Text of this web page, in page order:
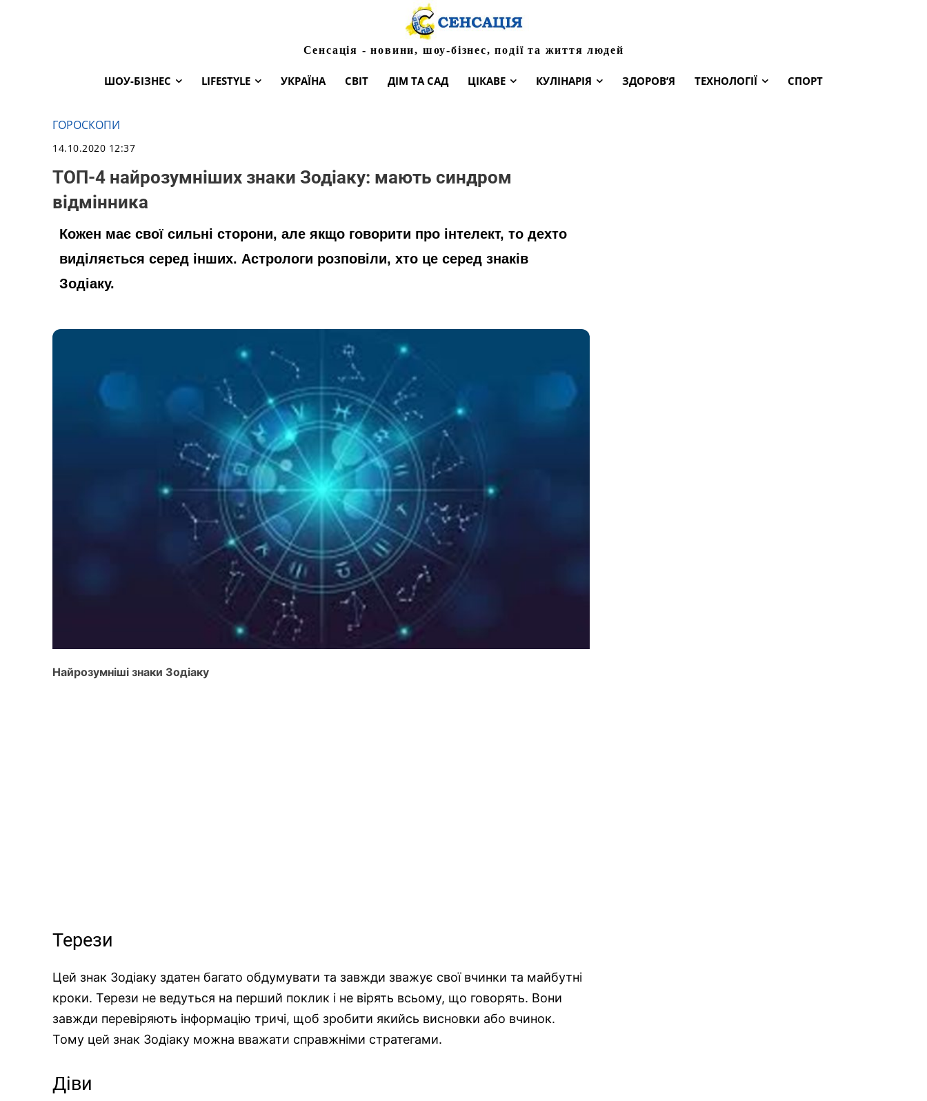
Сенсація - новини, шоу-бізнес, події та життя людей
ШОУ-БІЗНЕС LIFESTYLE УКРАЇНА СВІТ ДІМ ТА САД ЦІКАВЕ КУЛІНАРІЯ ЗДОРОВ’Я ТЕХНОЛОГІЇ СПОРТ
ГОРОСКОПИ
14.10.2020 12:37
ТОП-4 найрозумніших знаки Зодіаку: мають синдром
відмінника
Кожен має свої сильні сторони, але якщо говорити про інтелект, то дехто
виділяється серед інших. Астрологи розповіли, хто це серед знаків
Зодіаку.
Найрозумніші знаки Зодіаку
Терези
Цей знак Зодіаку здатен багато обдумувати та завжди зважує свої вчинки та майбутні
кроки. Терези не ведуться на перший поклик і не вірять всьому, що говорять. Вони
завжди перевіряють інформацію тричі, щоб зробити якийсь висновки або вчинок.
Тому цей знак Зодіаку можна вважати справжніми стратегами.
Діви